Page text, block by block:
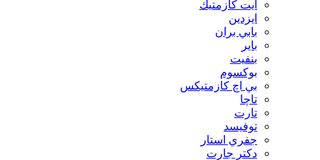
ايت كازمتيك
ايزدين
بابي بران
بایر
بنفيت
بوكسوم
بي اچ كازمتيكس
تاچا
تارت
توفيسد
جفري استار
دكتر جارت